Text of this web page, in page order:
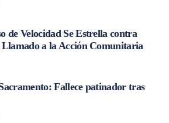
de Velocidad Se Estrella contra
a la Acción Comunitaria
Fallece patinador tras